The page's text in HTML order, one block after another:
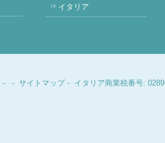
イタリア
- -サイトマップ- イタリア商業税番号: